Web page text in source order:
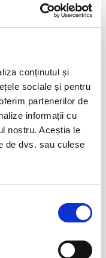
conținutul și
sociale și pentru
partenerilor de
informații cu
nostru. Aceștia le
de dvs. sau culese
& Cello 12
11
sept